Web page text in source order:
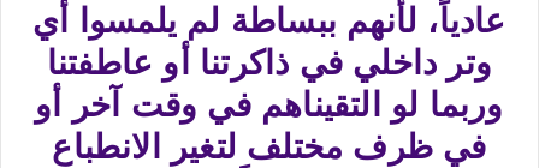
عادياً، لأنهم ببساطة لم يلمسوا أي
وتر داخلي في ذاكرتنا أو عاطفتنا
وربما لو التقيناهم في وقت آخر أو
في ظرف مختلف لتغير الانطباع